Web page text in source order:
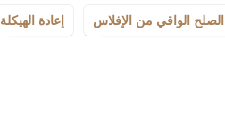
الصلح الواقي من الإفلاس إعادة الهيكلة